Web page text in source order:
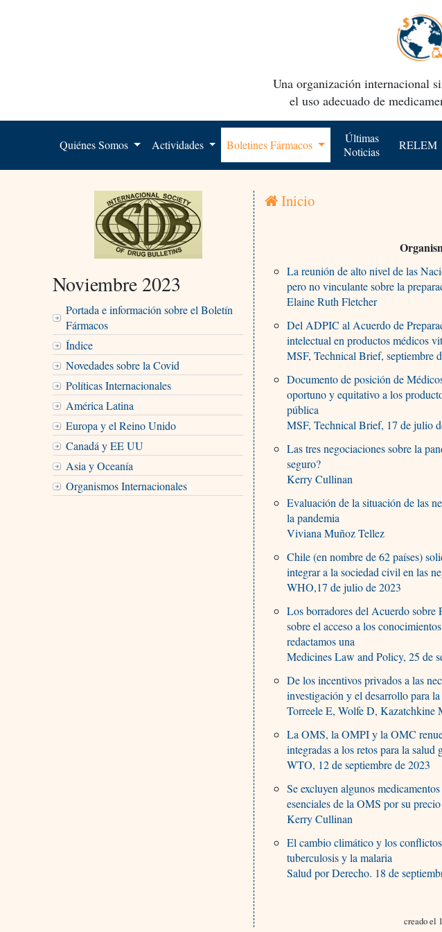
Una organización internacional
el uso adecuado de
Quiénes Somos Actividades Boletines Fármacos
Últimas
Noticias
RELEM
Noviembre 2023
Portada e información sobre el Boletín
Fármacos
Índice
Novedades sobre la Covid
Políticas Internacionales
América Latina
Europa y el Reino Unido
Canadá y EE UU
Asia y Oceanía
Organismos Internacionales
Inicio
La reunión de alto nivel de las
pero no vinculante sobre la
Elaine Ruth Fletcher
Del ADPIC al Acuerdo de
intelectual en productos médicos
MSF, Technical Brief, septiembre
Documento de posición de
oportuno y equitativo a los
pública
MSF, Technical Brief, 17 de julio
Las tres negociaciones sobre la
seguro?
Kerry Cullinan
Evaluación de la situación de las
la pandemia
Viviana Muñoz Tellez
Chile (en nombre de 62 países)
integrar a la sociedad civil en las
WHO,17 de julio de 2023
Los borradores del Acuerdo sobre
sobre el acceso a los
redactamos una
Medicines Law and Policy, 25 de
De los incentivos privados a las
investigación y el desarrollo para
Torreele E, Wolfe D, Kazatchkine
La OMS, la OMPI y la OMC
integradas a los retos para la salud
WTO, 12 de septiembre de 2023
Se excluyen algunos
esenciales de la OMS por su precio
Kerry Cullinan
El cambio climático y los
tuberculosis y la malaria
Salud por Derecho. 18 de
creado el